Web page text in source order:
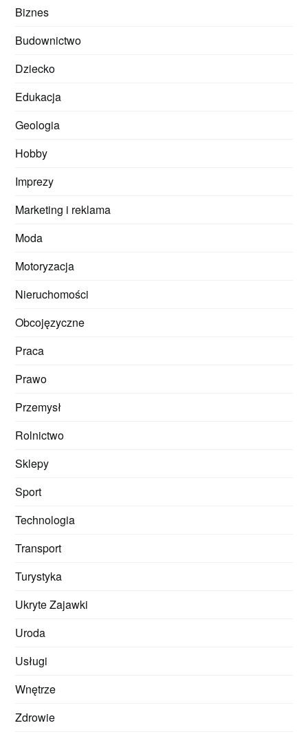
Biznes
Budownictwo
Dziecko
Edukacja
Geologia
Hobby
Imprezy
Marketing i reklama
Moda
Motoryzacja
Nieruchomości
Obcojęzyczne
Praca
Prawo
Przemysł
Rolnictwo
Sklepy
Sport
Technologia
Transport
Turystyka
Ukryte Zajawki
Uroda
Usługi
Wnętrze
Zdrowie